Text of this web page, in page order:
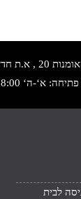
חדש נתניה, טלפון:
ה‘ 10:00-18:00 , שישי: 9:00-14:00
לבית